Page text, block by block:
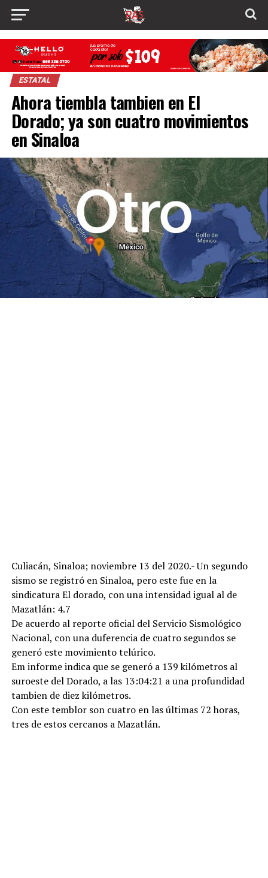
ESTATAL
Ahora tiembla tambien en El
Dorado; ya son cuatro movimientos
en Sinaloa
Culiacán, Sinaloa; noviembre 13 del 2020.- Un segundo
sismo se registró en Sinaloa, pero este fue en la
sindicatura El dorado, con una intensidad igual al de
Mazatlán: 4.7
De acuerdo al reporte oficial del Servicio Sismológico
Nacional, con una duferencia de cuatro segundos se
generó este movimiento telúrico.
Em informe indica que se generó a 139 kilómetros al
suroeste del Dorado, a las 13:04:21 a una profundidad
tambien de diez kilómetros.
Con este temblor son cuatro en las últimas 72 horas,
tres de estos cercanos a Mazatlán.